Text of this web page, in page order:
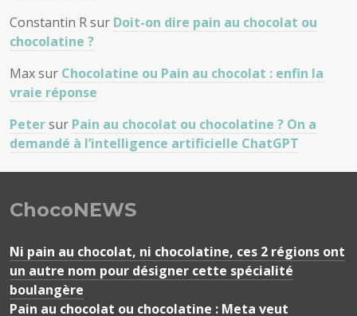
Constantin Rsur Doit-on dire pain au chocolat ou
chocolatine ?
Maxsur Chocolatine ou Pain au chocolat : enfin la
vraie réponse
Petersur Pain au chocolat ou chocolatine ? On a
demandé à l’intelligence artificielle ChatGPT
ChocoNEWS
Ni pain au chocolat, ni chocolatine, ces 2 régions ont
un autre nom pour désigner cette spécialité
boulangère
Pain au chocolat ou chocolatine : Meta veut